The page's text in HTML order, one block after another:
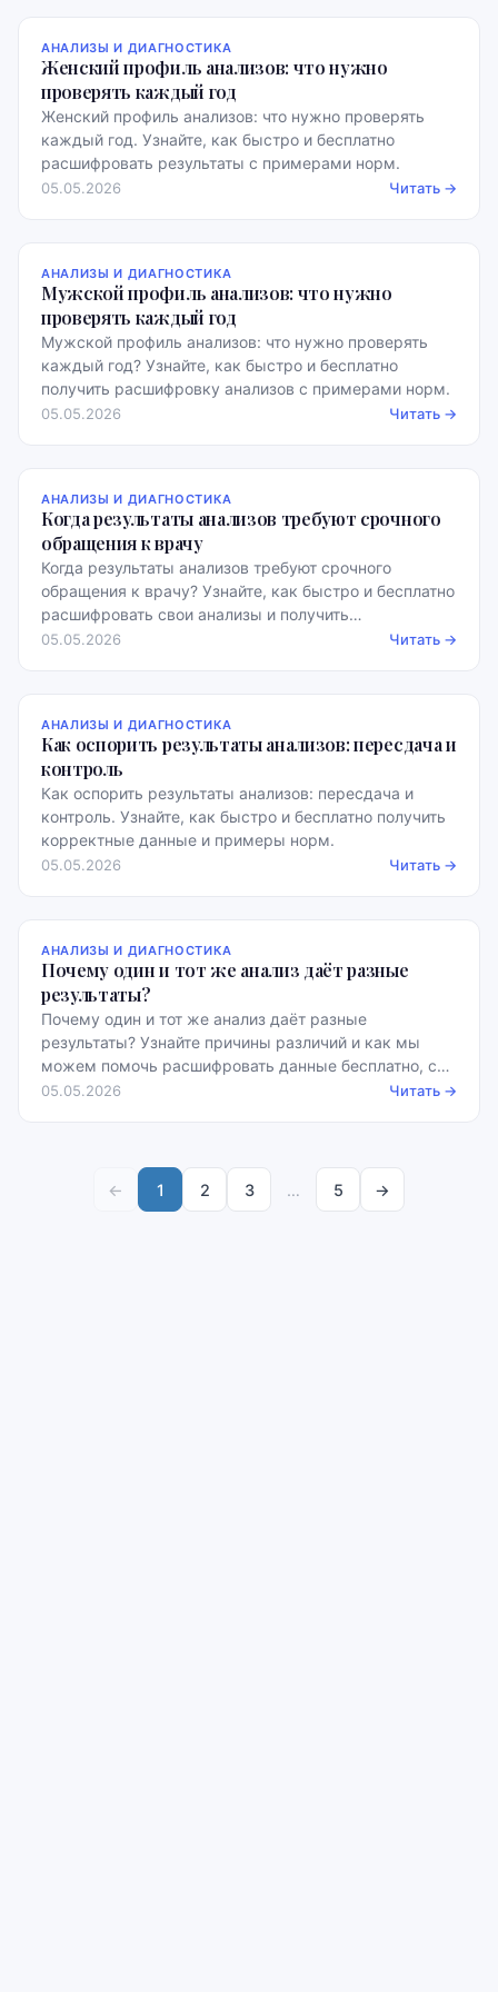
АНАЛИЗЫ И ДИАГНОСТИКА
Женский профиль анализов: что нужно
проверять каждый год
Женский профиль анализов: что нужно проверять
каждый год. Узнайте, как быстро и бесплатно
расшифровать результаты с примерами норм.
05.05.2026 Читать →
АНАЛИЗЫ И ДИАГНОСТИКА
Мужской профиль анализов: что нужно
проверять каждый год
Мужской профиль анализов: что нужно проверять
каждый год? Узнайте, как быстро и бесплатно
получить расшифровку анализов с примерами норм.
05.05.2026 Читать →
АНАЛИЗЫ И ДИАГНОСТИКА
Когда результаты анализов требуют срочного
обращения к врачу
Когда результаты анализов требуют срочного
обращения к врачу? Узнайте, как быстро и бесплатно
расшифровать свои анализы и получить
рекомендации.
05.05.2026 Читать →
АНАЛИЗЫ И ДИАГНОСТИКА
Как оспорить результаты анализов: пересдача и
контроль
Как оспорить результаты анализов: пересдача и
контроль. Узнайте, как быстро и бесплатно получить
корректные данные и примеры норм.
05.05.2026 Читать →
АНАЛИЗЫ И ДИАГНОСТИКА
Почему один и тот же анализ даёт разные
результаты?
Почему один и тот же анализ даёт разные
результаты? Узнайте причины различий и как мы
можем помочь расшифровать данные бесплатно, с
примерами норм.
05.05.2026 Читать →
← 1 2 3 … 5 →